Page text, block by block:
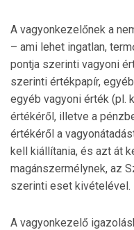
A vagyonkezelőnek a
– ami lehet ingatlan,
pontja szerinti vagyoni
szerinti értékpapír,
egyéb vagyoni érték (pl.
értékéről, illetve a
értékéről a
kell kiállítania, és azt át
magánszermélynek, az
szerinti eset kivételével.
A vagyonkezelő